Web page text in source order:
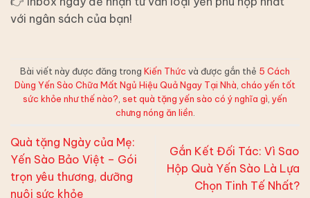
với ngân sách của bạn!
Bài viết này được đăng trong Kiến Thức và được gắn thẻ 5 Cách
Dùng Yến Sào Chữa Mất Ngủ Hiệu Quả Ngay Tại Nhà cháo yến tốt
sức khỏe như thế nào? set quà tặng yến sào có ý nghĩa gì yến
chưng nóng ăn liền
Quà tặng Ngày của Mẹ:
Yến Sào Bảo Việt – Gói
trọn yêu thương, dưỡng
nuôi sức khỏe
Gắn Kết Đối Tác: Vì Sao
Hộp Quà Yến Sào Là Lựa
Chọn Tinh Tế Nhất?